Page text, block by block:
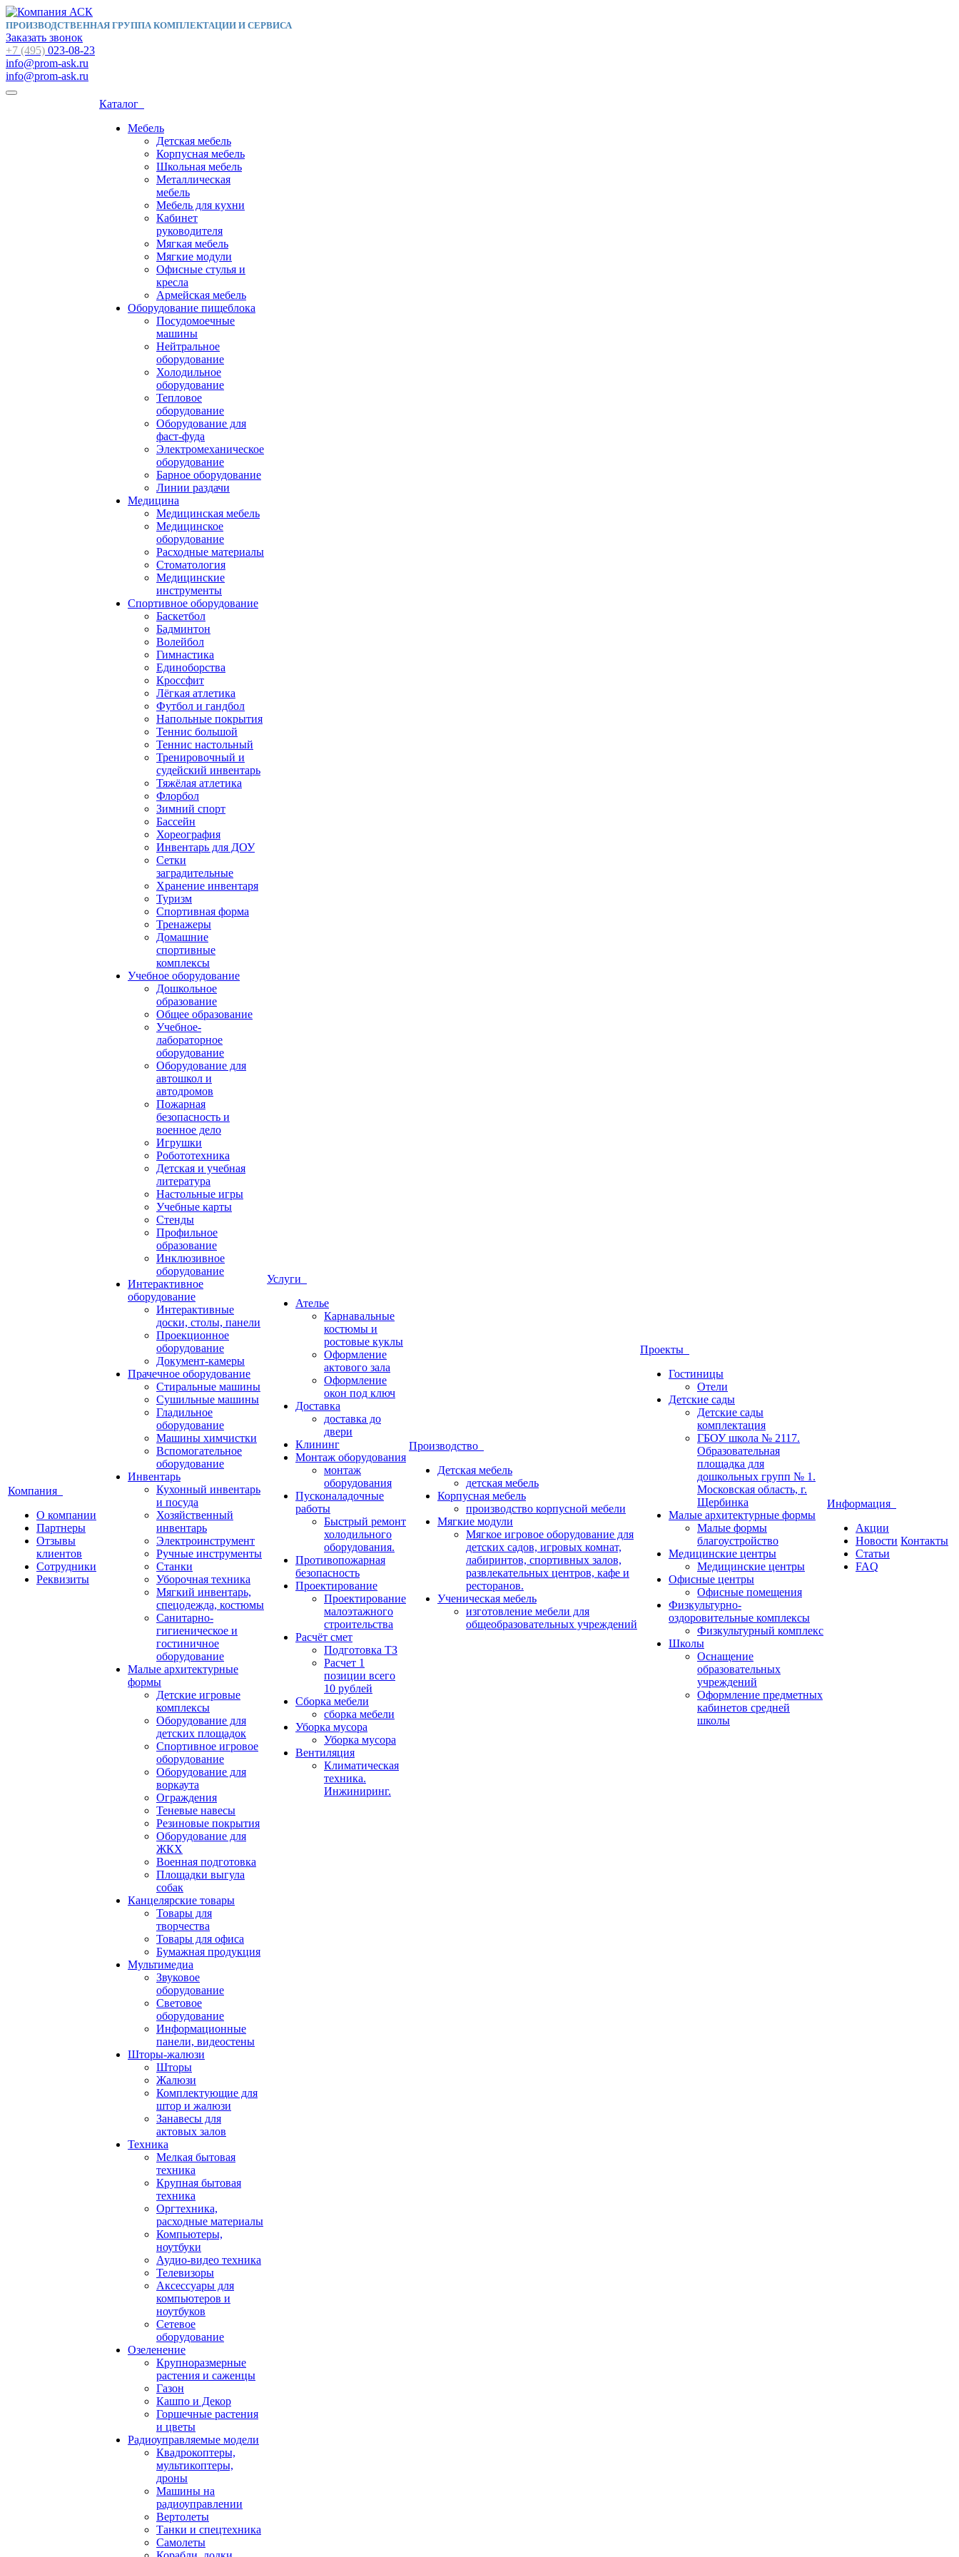
ПРОИЗВОДСТВЕННАЯ ГРУППА КОМПЛЕКТАЦИИ И СЕРВИСА
Заказать звонок
+7 (495) 023-08-23
info@prom-ask.ru
info@prom-ask.ru
Компания
О компании
Партнеры
Отзывы
клиентов
Сотрудники
Реквизиты
Каталог
Мебель
Детская мебель
Корпусная мебель
Школьная мебель
Металлическая
мебель
Мебель для кухни
Кабинет
руководителя
Мягкая мебель
Мягкие модули
Офисные стулья и
кресла
Армейская мебель
Оборудование пищеблока
Посудомоечные
машины
Нейтральное
оборудование
Холодильное
оборудование
Тепловое
оборудование
Оборудование для
фаст-фуда
Электромеханическое
оборудование
Барное оборудование
Линии раздачи
Медицина
Медицинская мебель
Медицинское
оборудование
Расходные материалы
Стоматология
Медицинские
инструменты
Спортивное оборудование
Баскетбол
Бадминтон
Волейбол
Гимнастика
Единоборства
Кроссфит
Лёгкая атлетика
Футбол и гандбол
Напольные покрытия
Теннис большой
Теннис настольный
Тренировочный и
судейский инвентарь
Тяжёлая атлетика
Флорбол
Зимний спорт
Бассейн
Хореография
Инвентарь для ДОУ
Сетки
заградительные
Хранение инвентаря
Туризм
Спортивная форма
Тренажеры
Домашние
спортивные
комплексы
Учебное оборудование
Дошкольное
образование
Общее образование
Учебное-
лабораторное
оборудование
Оборудование для
автошкол и
автодромов
Пожарная
безопасность и
военное дело
Игрушки
Робототехника
Детская и учебная
литература
Настольные игры
Учебные карты
Стенды
Профильное
образование
Инклюзивное
оборудование
Интерактивное
оборудование
Интерактивные
доски, столы, панели
Проекционное
оборудование
Документ-камеры
Прачечное оборудование
Стиральные машины
Сушильные машины
Гладильное
оборудование
Машины химчистки
Вспомогательное
оборудование
Инвентарь
Кухонный инвентарь
и посуда
Хозяйственный
инвентарь
Электроинструмент
Ручные инструменты
Станки
Уборочная техника
Мягкий инвентарь,
спецодежда, костюмы
Санитарно-
гигиеническое и
гостиничное
оборудование
Малые архитектурные
формы
Детские игровые
комплексы
Оборудование для
детских площадок
Спортивное игровое
оборудование
Оборудование для
воркаута
Ограждения
Теневые навесы
Резиновые покрытия
Оборудование для
ЖКХ
Военная подготовка
Площадки выгула
собак
Канцелярские товары
Товары для
творчества
Товары для офиса
Бумажная продукция
Мультимедиа
Звуковое
оборудование
Световое
оборудование
Информационные
панели, видеостены
Шторы-жалюзи
Шторы
Жалюзи
Комплектующие для
штор и жалюзи
Занавесы для
актовых залов
Техника
Мелкая бытовая
техника
Крупная бытовая
техника
Оргтехника,
расходные материалы
Компьютеры,
ноутбуки
Аудио-видео техника
Телевизоры
Аксессуары для
компьютеров и
ноутбуков
Сетевое
оборудование
Озеленение
Крупноразмерные
растения и саженцы
Газон
Кашпо и Декор
Горшечные растения
и цветы
Радиоуправляемые модели
Квадрокоптеры,
мультикоптеры,
дроны
Машины на
радиоуправлении
Вертолеты
Танки и спецтехника
Самолеты
Услуги
Ателье
Карнавальные
костюмы и
ростовые куклы
Оформление
актового зала
Оформление
окон под ключ
Доставка
доставка до
двери
Клининг
Монтаж оборудования
монтаж
оборудования
Пусконаладочные
работы
Быстрый ремонт
холодильного
оборудования.
Противопожарная
безопасность
Проектирование
Проектирование
малоэтажного
строительства
Расчёт смет
Подготовка ТЗ
Расчет 1
позиции всего
10 рублей
Сборка мебели
сборка мебели
Уборка мусора
Уборка мусора
Вентиляция
Климатическая
техника.
Инжиниринг.
Производство
Детская мебель
детская мебель
Корпусная мебель
производство корпусной мебели
Мягкие модули
Мягкое игровое оборудование для
детских садов, игровых комнат,
лабиринтов, спортивных залов,
развлекательных центров, кафе и
ресторанов.
Ученическая мебель
изготовление мебели для
общеобразовательных учреждений
Проекты
Гостиницы
Отели
Детские сады
Детские сады
комплектация
ГБОУ школа № 2117.
Образовательная
площадка для
дошкольных групп № 1.
Московская область, г.
Щербинка
Малые архитектурные формы
Малые формы
благоустройство
Медицинские центры
Медицинские центры
Офисные центры
Офисные помещения
Физкультурно-
оздоровительные комплексы
Физкультурный комплекс
Школы
Оснащение
образовательных
учреждений
Оформление предметных
кабинетов средней
школы
Информация
Акции
Новости
Статьи
FAQ
Контакты